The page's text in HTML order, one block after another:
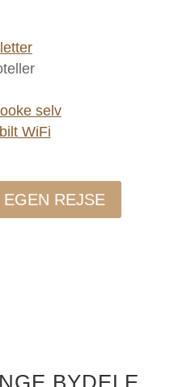
selv
WiFi
REJSE
BYDELE